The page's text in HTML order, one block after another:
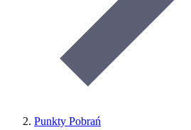
Punkty Pobrań